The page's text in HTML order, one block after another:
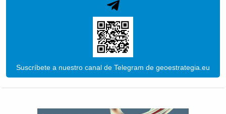
Suscríbete a nuestro canal de Telegram de geoestrategia.eu